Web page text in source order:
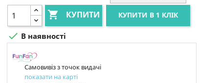
 КУПИТИ КУПИТИ В 1 КЛІК
 В наявності
Самовивіз з точок видачі
показати на карті